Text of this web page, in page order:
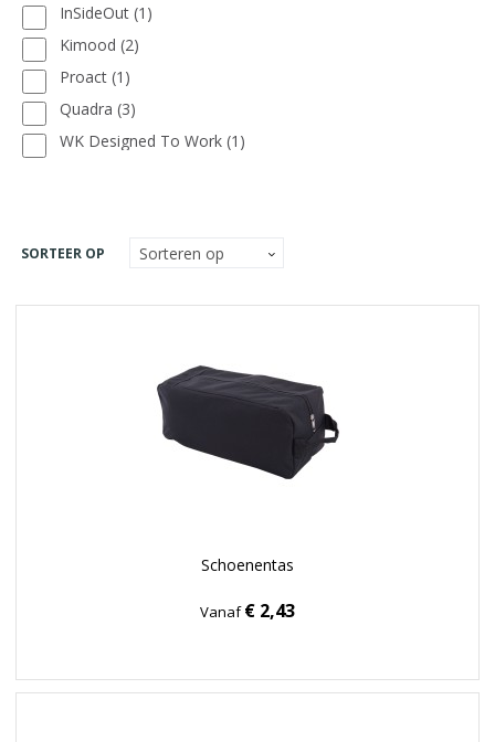
InSideOut (1)
Kimood (2)
Proact (1)
Quadra (3)
WK Designed To Work (1)
SORTEER OP
Schoenentas
Vanaf€ 2,43